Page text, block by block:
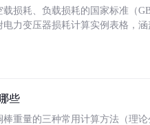
损耗、负载损耗的国家标准（
力变压器损耗计算实例表格，
些
重量的三种常用计算方法（理